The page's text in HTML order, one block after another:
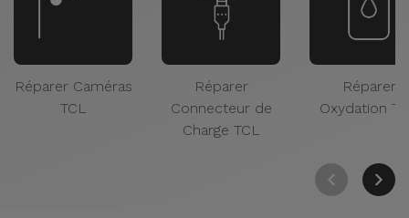
Réparer Caméras
TCL
Réparer
Connecteur de
Charge TCL
Réparer
Oxydation